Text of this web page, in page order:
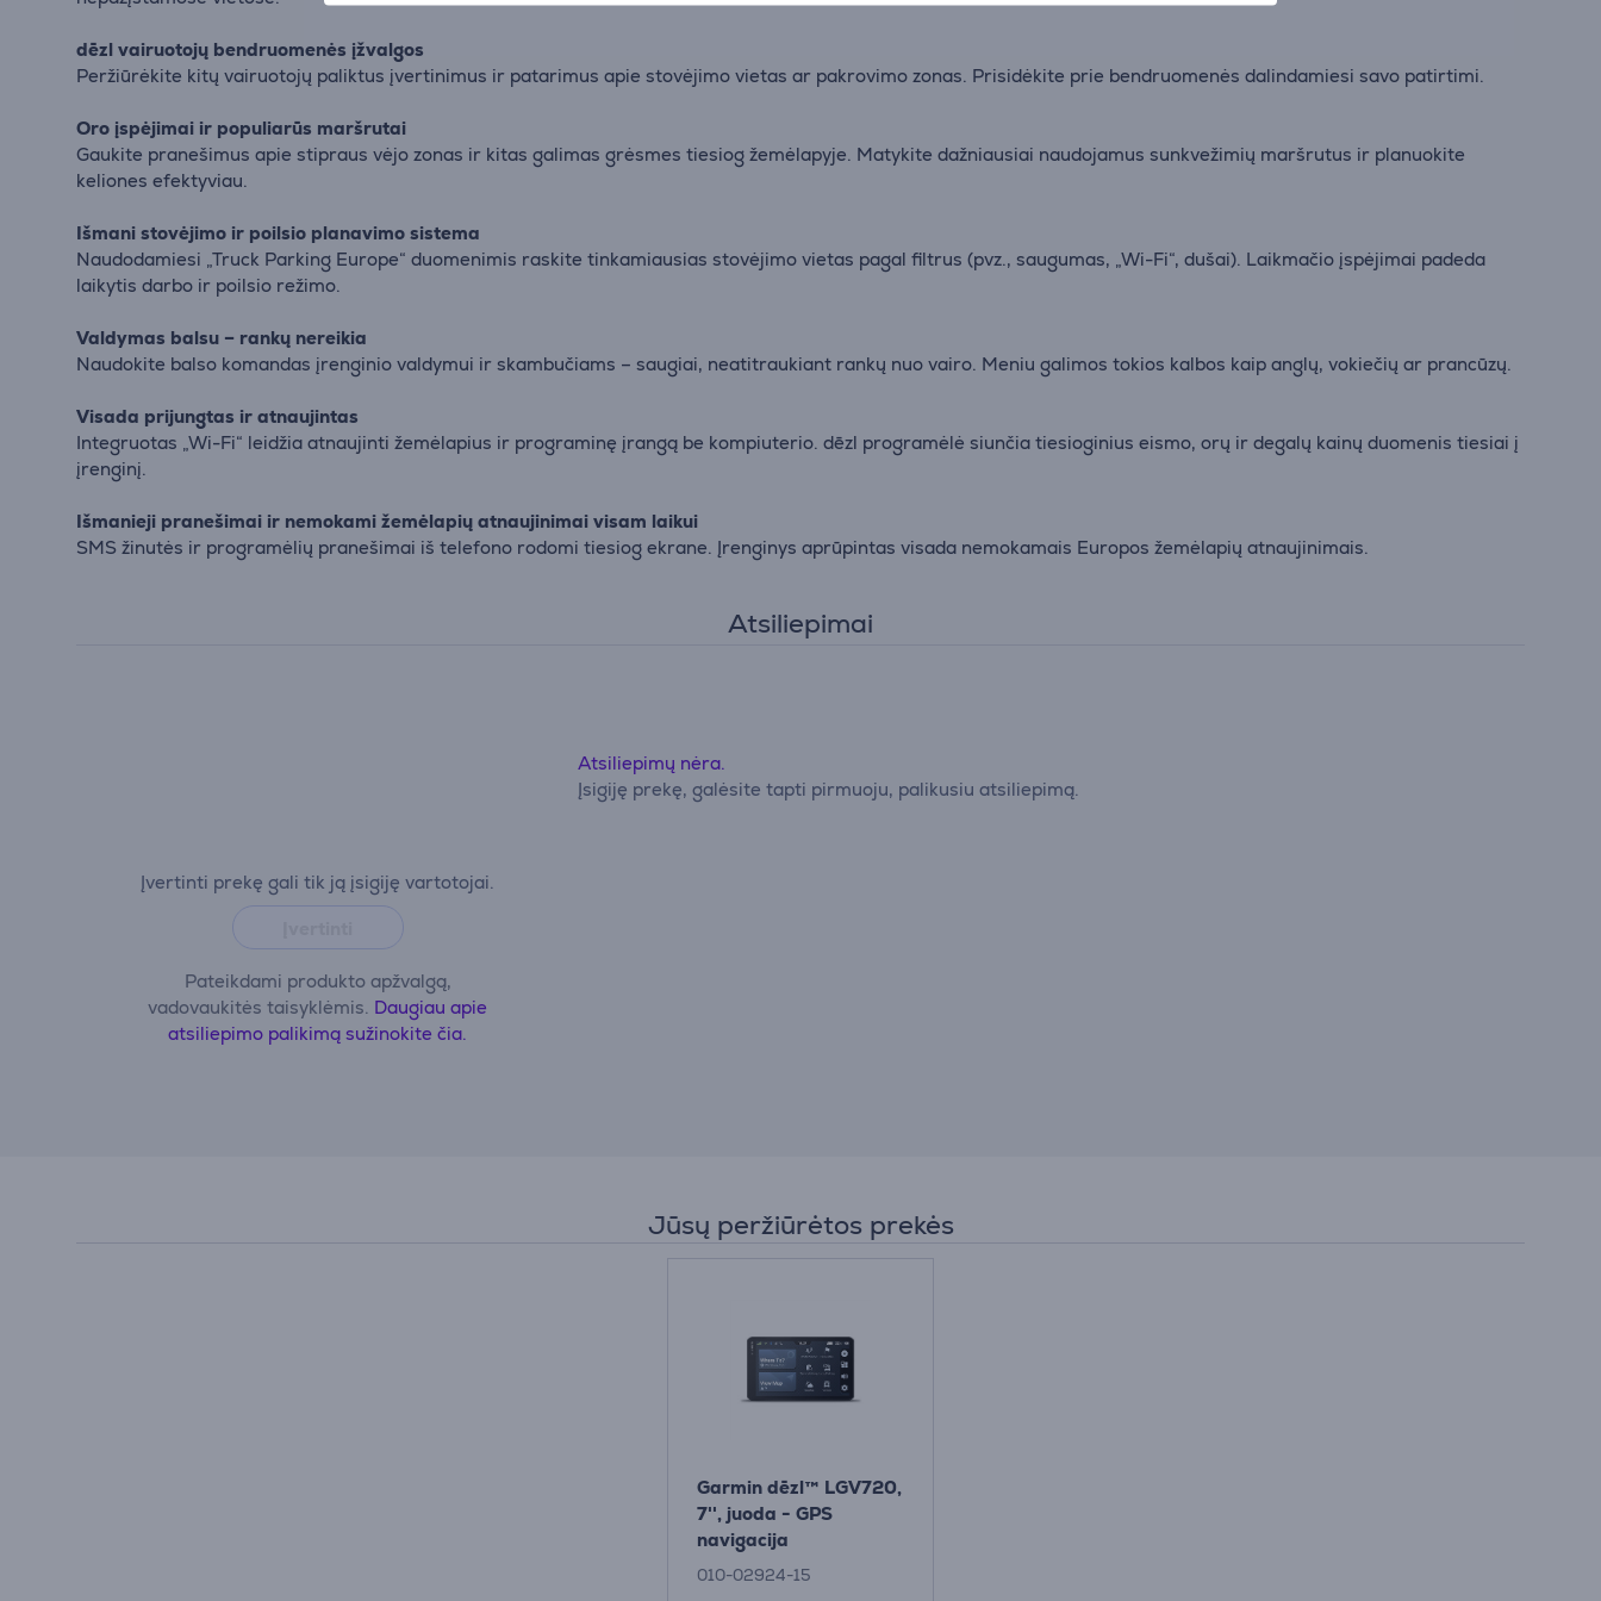
dēzl vairuotojų bendruomenės įžvalgos
Peržiūrėkite kitų vairuotojų paliktus įvertinimus ir patarimus apie stovėjimo vietas ar pakrovimo zonas. Prisidėkite prie bendruomenės dalindamiesi savo patirtimi.
Oro įspėjimai ir populiarūs maršrutai
Gaukite pranešimus apie stipraus vėjo zonas ir kitas galimas grėsmes tiesiog žemėlapyje. Matykite dažniausiai naudojamus sunkvežimių maršrutus ir planuokite
keliones efektyviau.
Išmani stovėjimo ir poilsio planavimo sistema
Naudodamiesi „Truck Parking Europe“ duomenimis raskite tinkamiausias stovėjimo vietas pagal filtrus (pvz., saugumas, „Wi-Fi“, dušai). Laikmačio įspėjimai padeda
laikytis darbo ir poilsio režimo.
Valdymas balsu – rankų nereikia
Naudokite balso komandas įrenginio valdymui ir skambučiams – saugiai, neatitraukiant rankų nuo vairo. Meniu galimos tokios kalbos kaip anglų, vokiečių ar prancūzų.
Visada prijungtas ir atnaujintas
Integruotas „Wi-Fi“ leidžia atnaujinti žemėlapius ir programinę įrangą be kompiuterio. dēzl programėlė siunčia tiesioginius eismo, orų ir degalų kainų duomenis tiesiai į
įrenginį.
Išmanieji pranešimai ir nemokami žemėlapių atnaujinimai visam laikui
SMS žinutės ir programėlių pranešimai iš telefono rodomi tiesiog ekrane. Įrenginys aprūpintas visada nemokamais Europos žemėlapių atnaujinimais.
Atsiliepimai
Įvertinti prekę gali tik ją įsigiję vartotojai.
Pateikdami produkto apžvalgą,
vadovaukitės taisyklėmis. Daugiau apie
atsiliepimo palikimą sužinokite čia.
Atsiliepimų nėra.
Įsigiję prekę, galėsite tapti pirmuoju, palikusiu atsiliepimą.
Jūsų peržiūrėtos prekės
Garmin dēzl™ LGV720,
7'', juoda - GPS
navigacija
010-02924-15